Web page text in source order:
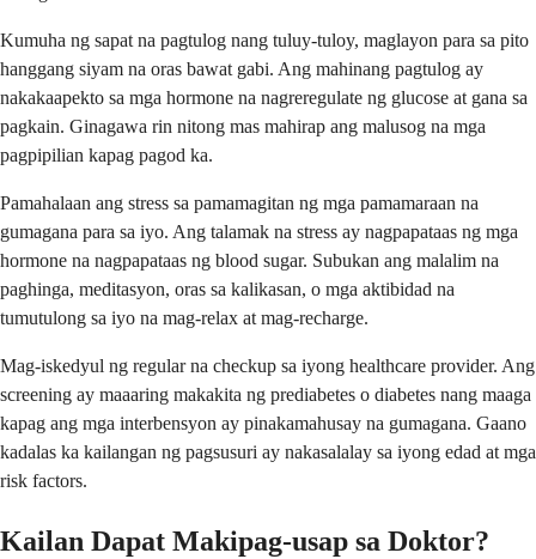
Kumuha ng sapat na pagtulog nang tuluy-tuloy, maglayon para sa pito
hanggang siyam na oras bawat gabi. Ang mahinang pagtulog ay
nakakaapekto sa mga hormone na nagreregulate ng glucose at gana sa
pagkain. Ginagawa rin nitong mas mahirap ang malusog na mga
pagpipilian kapag pagod ka.
Pamahalaan ang stress sa pamamagitan ng mga pamamaraan na
gumagana para sa iyo. Ang talamak na stress ay nagpapataas ng mga
hormone na nagpapataas ng blood sugar. Subukan ang malalim na
paghinga, meditasyon, oras sa kalikasan, o mga aktibidad na
tumutulong sa iyo na mag-relax at mag-recharge.
Mag-iskedyul ng regular na checkup sa iyong healthcare provider. Ang
screening ay maaaring makakita ng prediabetes o diabetes nang maaga
kapag ang mga interbensyon ay pinakamahusay na gumagana. Gaano
kadalas ka kailangan ng pagsusuri ay nakasalalay sa iyong edad at mga
risk factors.
Kailan Dapat Makipag-usap sa Doktor?